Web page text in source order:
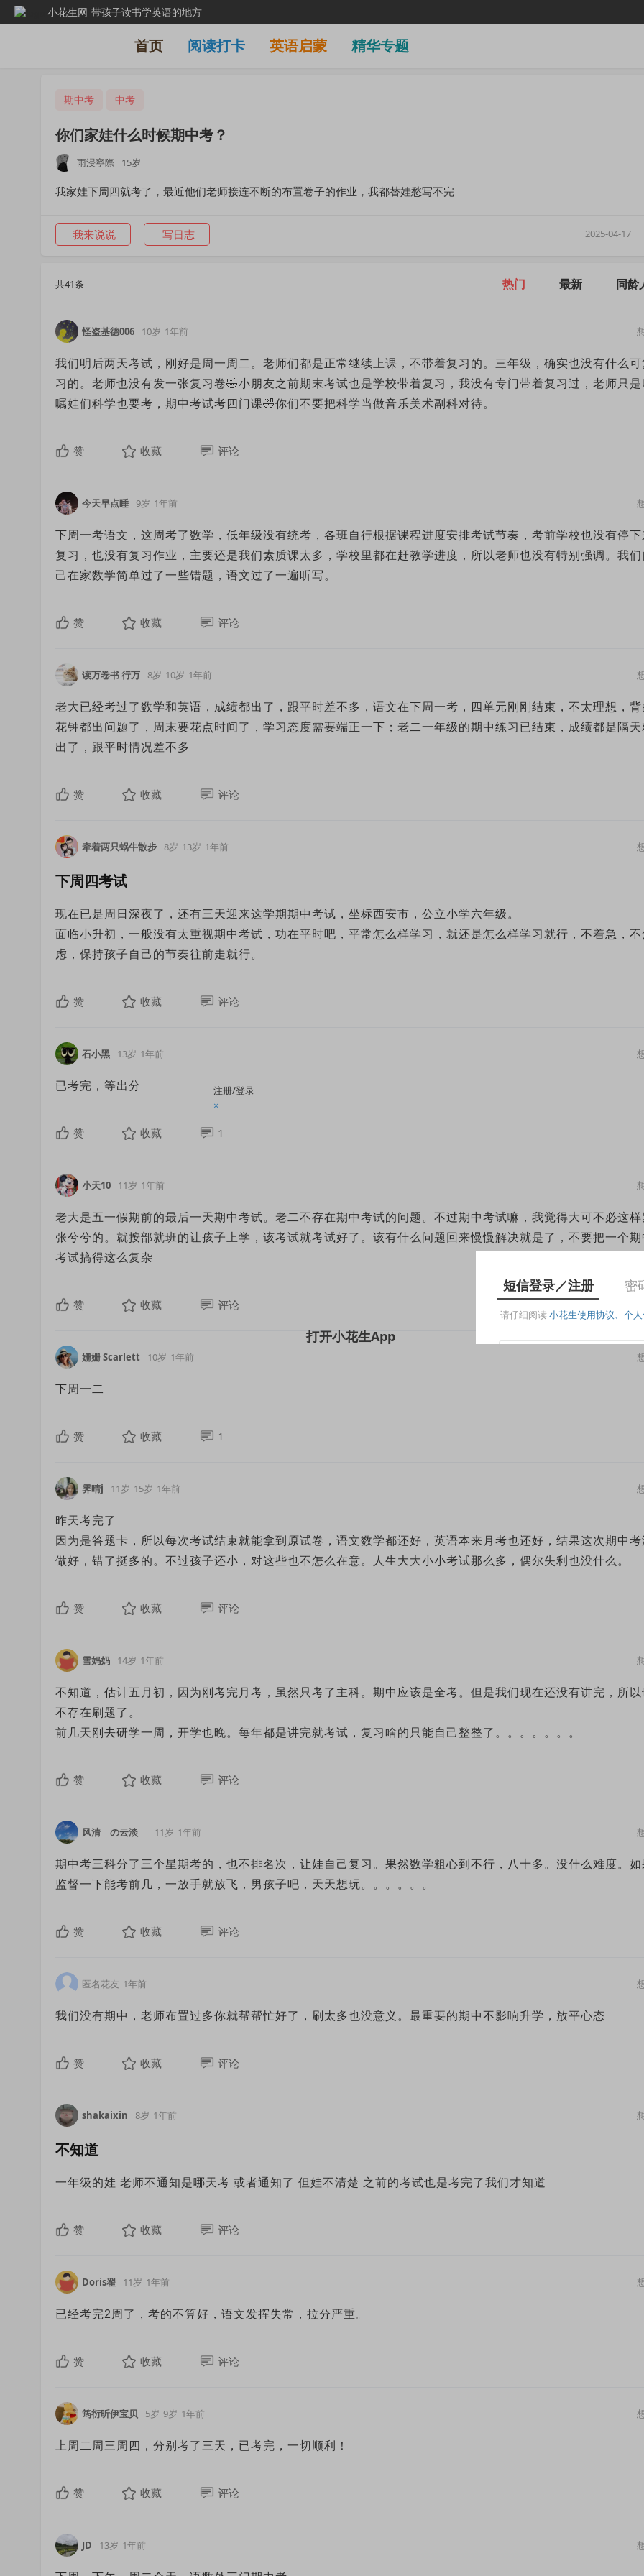
注册/登录
×
小花生网 带孩子读书学英语的地方
首页 阅读打卡 英语启蒙 精华专题
期中考 中考
你们家娃什么时候期中考？
雨浸寧際 15岁
我家娃下周四就考了，最近他们老师接连不断的布置卷子的作业，我都替娃愁写不完
2025-04-17
我来说说 写日志
共41条 热门 最新 同龄
怪盗基德006 10岁 1年前
我们明后两天考试，刚好是周一周二。老师们都是正常继续上课，不带着复习的。三年级，确实也没有什么可
习的。老师也没有发一张复习卷🤣小朋友之前期末考试也是学校带着复习，我没有专门带着复习过，老师只是
嘱娃们科学也要考，期中考试考四门课🤣你们不要把科学当做音乐美术副科对待。
赞 收藏 评论
今天早点睡 9岁 1年前
下周一考语文，这周考了数学，低年级没有统考，各班自行根据课程进度安排考试节奏，考前学校也没有停下
复习，也没有复习作业，主要还是我们素质课太多，学校里都在赶教学进度，所以老师也没有特别强调。我们
己在家数学简单过了一些错题，语文过了一遍听写。
赞 收藏 评论
读万卷书 行万 8岁 10岁 1年前
老大已经考过了数学和英语，成绩都出了，跟平时差不多，语文在下周一考，四单元刚刚结束，不太理想，背
花钟都出问题了，周末要花点时间了，学习态度需要端正一下；老二一年级的期中练习已结束，成绩都是隔天
出了，跟平时情况差不多
赞 收藏 评论
牵着两只蜗牛散步 8岁 13岁 1年前
下周四考试
现在已是周日深夜了，还有三天迎来这学期期中考试，坐标西安市，公立小学六年级。
面临小升初，一般没有太重视期中考试，功在平时吧，平常怎么样学习，就还是怎么样学习就行，不着急，不
虑，保持孩子自己的节奏往前走就行。
赞 收藏 评论
石小黑 13岁 1年前
已考完，等出分
赞 收藏 1
小天10 11岁 1年前
老大是五一假期前的最后一天期中考试。老二不存在期中考试的问题。不过期中考试嘛，我觉得大可不必这样
张兮兮的。就按部就班的让孩子上学，该考试就考试好了。该有什么问题回来慢慢解决就是了，不要把一个期
考试搞得这么复杂
赞 收藏 评论
姗姗 Scarlett 10岁 1年前
下周一二
赞 收藏 1
霁晴j 11岁 15岁 1年前
昨天考完了
因为是答题卡，所以每次考试结束就能拿到原试卷，语文数学都还好，英语本来月考也还好，结果这次期中考
做好，错了挺多的。不过孩子还小，对这些也不怎么在意。人生大大小小考试那么多，偶尔失利也没什么。
赞 收藏 评论
雪妈妈 14岁 1年前
不知道，估计五月初，因为刚考完月考，虽然只考了主科。期中应该是全考。但是我们现在还没有讲完，所以
不存在刷题了。
前几天刚去研学一周，开学也晚。每年都是讲完就考试，复习啥的只能自己整整了。。。。。。。
赞 收藏 评论
风清ゞの云淡ゞ 11岁 1年前
期中考三科分了三个星期考的，也不排名次，让娃自己复习。果然数学粗心到不行，八十多。没什么难度。如
监督一下能考前几，一放手就放飞，男孩子吧，天天想玩。。。。。。
赞 收藏 评论
匿名花友 1年前
我们没有期中，老师布置过多你就帮帮忙好了，刷太多也没意义。最重要的期中不影响升学，放平心态
赞 收藏 评论
shakaixin 8岁 1年前
不知道
一年级的娃 老师不通知是哪天考 或者通知了 但娃不清楚 之前的考试也是考完了我们才知道
赞 收藏 评论
Doris翟 11岁 1年前
已经考完2周了，考的不算好，语文发挥失常，拉分严重。
赞 收藏 评论
筠衍昕伊宝贝 5岁 9岁 1年前
上周二周三周四，分别考了三天，已考完，一切顺利！
赞 收藏 评论
JD 13岁 1年前